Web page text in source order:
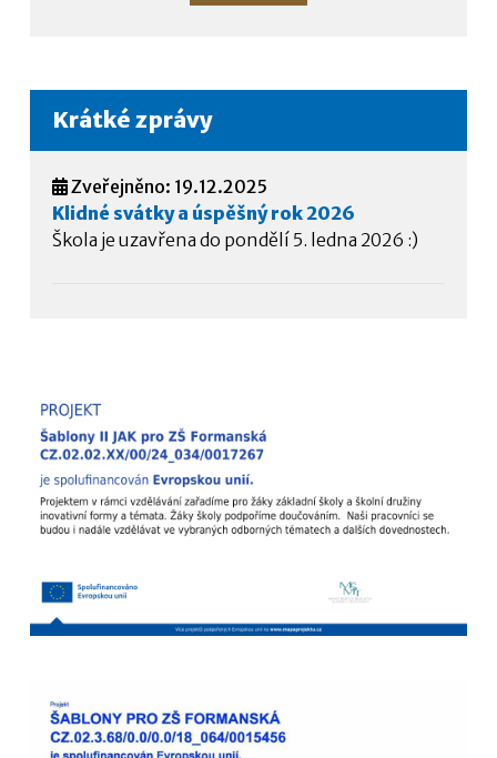
Krátké zprávy
Zveřejněno: 19.12.2025
Klidné svátky a úspěšný rok 2026
Škola je uzavřena do pondělí 5. ledna 2026 :)